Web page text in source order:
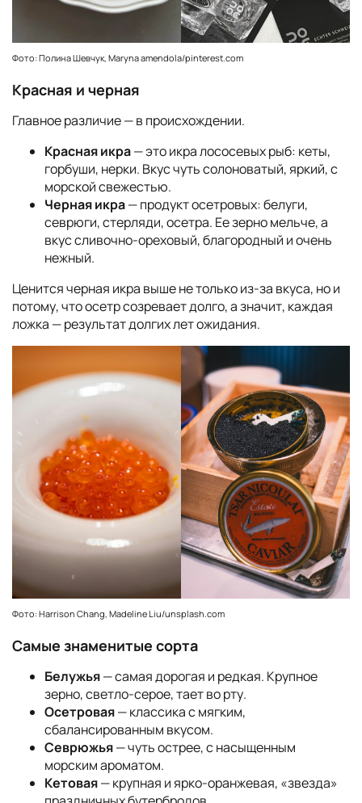
Фото: Полина Шевчук, Maryna amendola/pinterest.com
Красная и черная
Главное различие — в происхождении.
Красная икра— это икра лососевых рыб: кеты,
горбуши, нерки. Вкус чуть солоноватый, яркий, с
морской свежестью.
Черная икра— продукт осетровых: белуги,
севрюги, стерляди, осетра. Ее зерно мельче, а
вкус сливочно-ореховый, благородный и очень
нежный.
Ценится черная икра выше не только из-за вкуса, но и
потому, что осетр созревает долго, а значит, каждая
ложка — результат долгих лет ожидания.
Фото: Harrison Chang, Madeline Liu/unsplash.com
Самые знаменитые сорта
Белужья— самая дорогая и редкая. Крупное
зерно, светло-серое, тает во рту.
Осетровая— классика с мягким,
сбалансированным вкусом.
Севрюжья— чуть острее, с насыщенным
морским ароматом.
Кетовая— крупная и ярко-оранжевая, «звезда»